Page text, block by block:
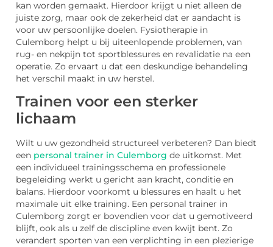
kan worden gemaakt. Hierdoor krijgt u niet alleen de
juiste zorg, maar ook de zekerheid dat er aandacht is
voor uw persoonlijke doelen. Fysiotherapie in
Culemborg helpt u bij uiteenlopende problemen, van
rug- en nekpijn tot sportblessures en revalidatie na een
operatie. Zo ervaart u dat een deskundige behandeling
het verschil maakt in uw herstel.
Trainen voor een sterker
lichaam
Wilt u uw gezondheid structureel verbeteren? Dan biedt
een personal trainer in Culemborg de uitkomst. Met
een individueel trainingsschema en professionele
begeleiding werkt u gericht aan kracht, conditie en
balans. Hierdoor voorkomt u blessures en haalt u het
maximale uit elke training. Een personal trainer in
Culemborg zorgt er bovendien voor dat u gemotiveerd
blijft, ook als u zelf de discipline even kwijt bent. Zo
verandert sporten van een verplichting in een plezierige